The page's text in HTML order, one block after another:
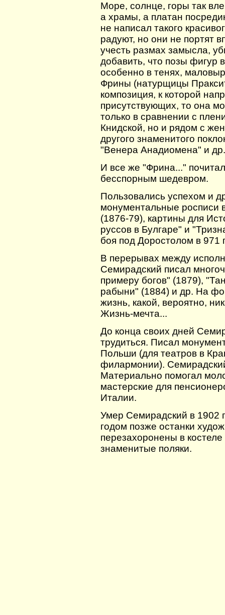
Море, солнце, горы так
а храмы, а платан
не написал такого
радуют, но они не портят
учесть размах замысла,
добавить, что позы фигур
особенно в тенях,
Фрины (натурщицы
композиция, к которой
присутствующих, то она
только в сравнении с
Книдской, но и рядом с
другого знаменитого
"Венера Анадиомена" и
И все же "Фрина..."
бесспорным шедевром.
Пользовались успехом и
монументальные росписи
(1876-79), картины для
руссов в Булгаре" и
боя под Доростолом в 971
В перерывах между
Семирадский писал
примеру богов" (1879),
рабыни" (1884) и др. На
жизнь, какой, вероятно,
Жизнь-мечта...
До конца своих дней
трудиться. Писал
Польши (для театров в
филармонии).
Материально помогал
мастерские для
Италии.
Умер Семирадский в 1902
годом позже останки
перезахоронены в
знаменитые поляки.